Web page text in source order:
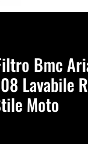
Bmc
Lavabile
Moto